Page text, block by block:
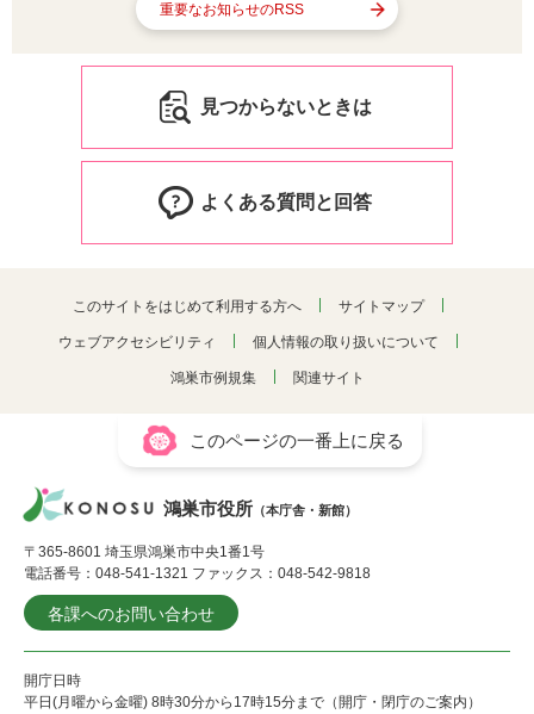
重要なお知らせのRSS
見つからないときは
よくある質問と回答
このサイトをはじめて利用する方へ サイトマップ
ウェブアクセシビリティ 個人情報の取り扱いについて
鴻巣市例規集 関連サイト
このページの一番上に戻る
鴻巣市役所 （本庁舎・新館）
〒365-8601 埼玉県鴻巣市中央1番1号
電話番号：048-541-1321 ファックス：048-542-9818
各課へのお問い合わせ
開庁日時
平日(月曜から金曜) 8時30分から17時15分まで（開庁・閉庁のご案内）